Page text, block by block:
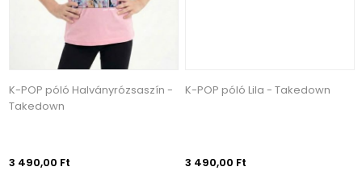
K-POP póló Halványrózsaszín -
Takedown
3 490,00 Ft
K-POP póló Lila - Takedown
3 490,00 Ft